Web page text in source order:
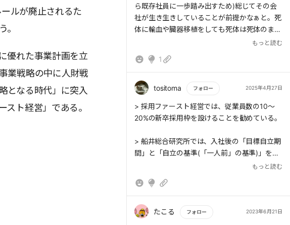
ルが廃止されるた
。
優れた事業計画を立
業戦略の中に人財戦
となる時代」に突入
スト経営」である。
ら既存社員に一歩踏み出すため)総じてその会
社が生き生きしていることが前提かなぁと。死
体に輸血や臓器移植をしても死体は死体のまま
もっと読む
1
tositoma フォロー 2025年4月27日
もっと読む
> 採用ファースト経営では、従業員数の10～
20%の新卒採用枠を設けることを勧めている。
> 船井総合研究所では、入社後の「目標自立期
間」と「自立の基準(「一人前」の基準)」を業
種ごとに明確化し、常に意識するようにしてい
ーダーになることが「一人前」の基準で、具体
「成長性」の3つだ。
もっと読む
たこる フォロー 2023年6月21日